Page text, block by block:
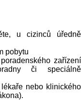
u cizinců úředně
pobytu
zařízení
či speciálně
nebo klinického